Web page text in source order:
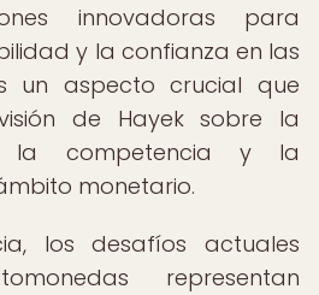
innovadoras para
y la confianza en las
un aspecto crucial que
de Hayek sobre la
la competencia y la
monetario.
los desafíos actuales
representan